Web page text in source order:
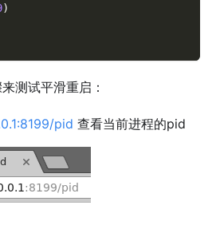
)
测试平滑重启：
pid 查看当前进程的pid